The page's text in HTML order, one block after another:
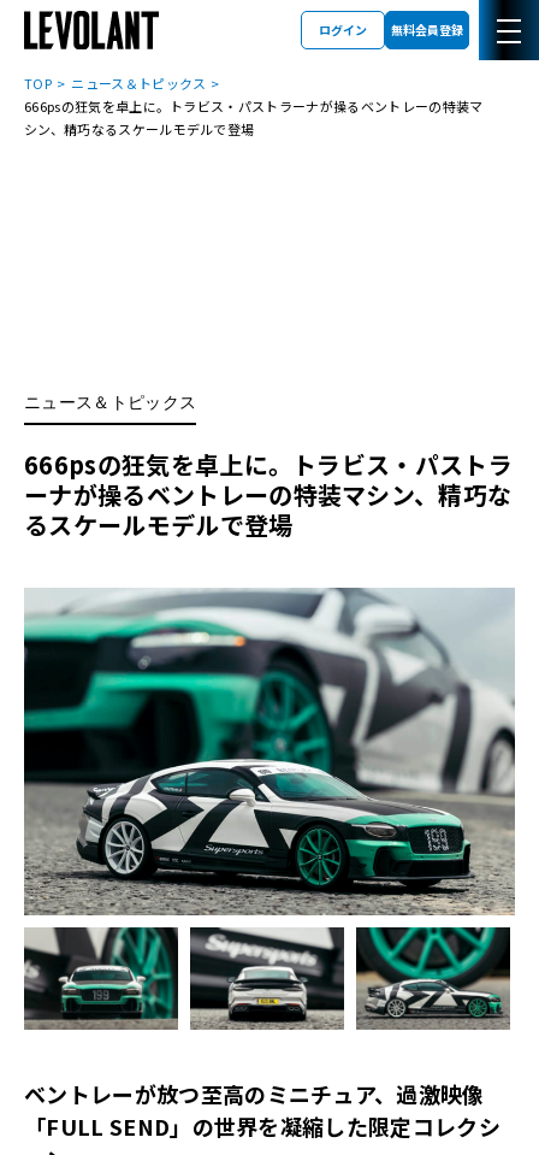
ログイン 無料会員登録
TOP
ニュース＆トピックス
666psの狂気を卓上に。トラビス・パストラーナが操るベントレーの特装マ
シン、精巧なるスケールモデルで登場
ニュース＆トピックス
666psの狂気を卓上に。トラビス・パストラ
ーナが操るベントレーの特装マシン、精巧な
るスケールモデルで登場
ベントレーが放つ至高のミニチュア、過激映像
「FULL SEND」の世界を凝縮した限定コレクシ